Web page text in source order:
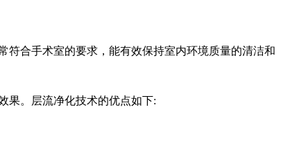
符合手术室的要求，能有效保持室内环境质量的清洁和
果。层流净化技术的优点如下: